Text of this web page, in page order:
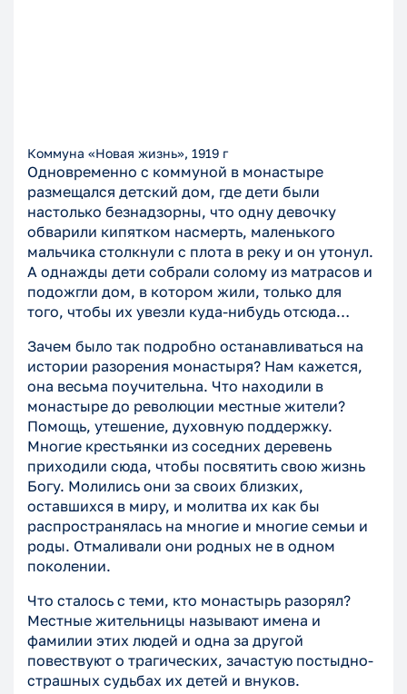
Коммуна «Новая жизнь», 1919 г
Одновременно с коммуной в монастыре
размещался детский дом, где дети были
настолько безнадзорны, что одну девочку
обварили кипятком насмерть, маленького
мальчика столкнули с плота в реку и он утонул.
А однажды дети собрали солому из матрасов и
подожгли дом, в котором жили, только для
того, чтобы их увезли куда-нибудь отсюда…
Зачем было так подробно останавливаться на
истории разорения монастыря? Нам кажется,
она весьма поучительна. Что находили в
монастыре до революции местные жители?
Помощь, утешение, духовную поддержку.
Многие крестьянки из соседних деревень
приходили сюда, чтобы посвятить свою жизнь
Богу. Молились они за своих близких,
оставшихся в миру, и молитва их как бы
распространялась на многие и многие семьи и
роды. Отмаливали они родных не в одном
поколении.
Что сталось с теми, кто монастырь разорял?
Местные жительницы называют имена и
фамилии этих людей и одна за другой
повествуют о трагических, зачастую постыдно-
страшных судьбах их детей и внуков.